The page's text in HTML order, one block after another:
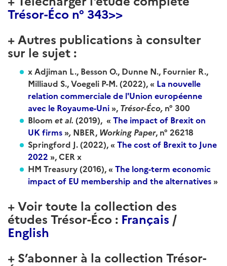
Trésor-Éco n° 343>>
+ Autres publications à consulter
sur le sujet :
x Adjiman L., Besson O., Dunne N., Fournier R.,
Milliaud S., Voegeli P-M. (2022), « La nouvelle
relation commerciale de l'Union européenne
avec le Royaume-Uni», Trésor-Éco, n° 300
Bloom et al. (2019), «The impact of Brexit on
UK firms», NBER, Working Paper, n° 26218
Springford J. (2022), «The cost of Brexit to June
2022 », CER x
HM Treasury (2016), «The long-term economic
impact of EU membership and the alternatives»
+ Voir toute la collection des
études Trésor-Éco : Français /
English
+ S’abonner à la collection Trésor-